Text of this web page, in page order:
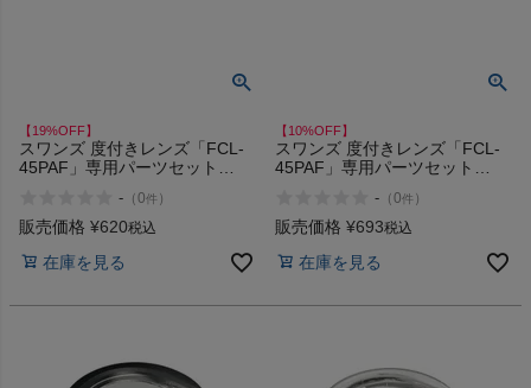
【19%OFF】
スワンズ 度付きレンズ「FCL-
45PAF」専用パーツセット
- （0件 ）
販売価格 ¥620税込
在庫を見る
【10%OFF】
スワンズ 度付きレンズ「FCL-
45PAF」専用パーツセット
- （0件 ）
販売価格 ¥693税込
在庫を見る